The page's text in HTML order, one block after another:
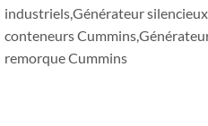
industriels,Générateur
conteneurs
remorque Cummins